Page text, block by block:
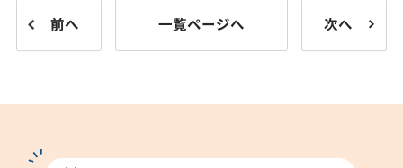
前へ 一覧ページへ 次へ